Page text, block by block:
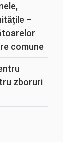
–
comune
zboruri